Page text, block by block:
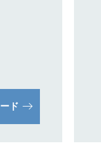
ド